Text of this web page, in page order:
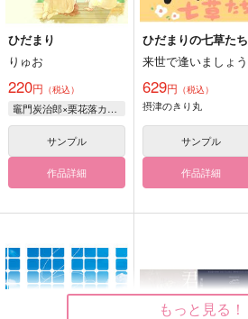
ひだまり
りゅお
220円 （税込）
竈門炭治郎×栗花落カナヲ
サンプル
作品詳細
ひだまりの七草たち
来世で逢いましょう
629円 （税込）
摂津のきり丸
サンプル
作品詳細
もっと見る！